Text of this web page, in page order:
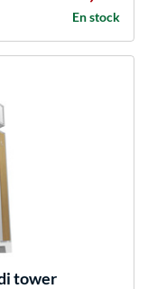
En stock
tower